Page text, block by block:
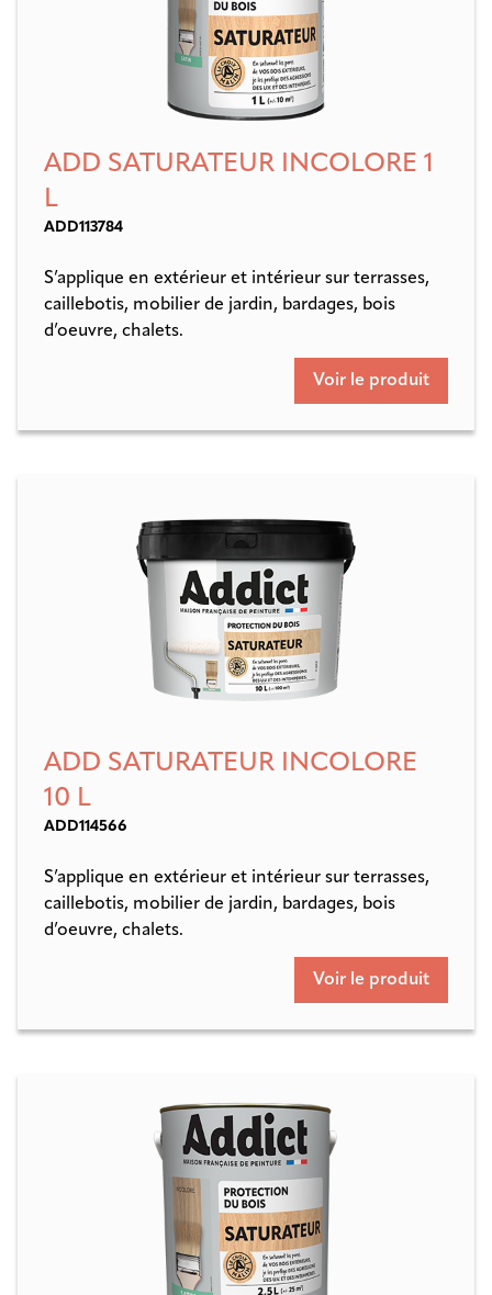
ADD SATURATEUR INCOLORE 1
L
ADD113784
S’applique en extérieur et intérieur sur terrasses,
caillebotis, mobilier de jardin, bardages, bois
d’oeuvre, chalets.
Voir le produit
ADD SATURATEUR INCOLORE
10 L
ADD114566
S’applique en extérieur et intérieur sur terrasses,
caillebotis, mobilier de jardin, bardages, bois
d’oeuvre, chalets.
Voir le produit